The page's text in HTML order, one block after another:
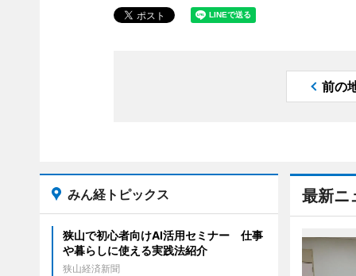
前の
最新ニ
みん経トピックス
狭山で初心者向けAI活用セミナー 仕事
や暮らしに使える実践法紹介
狭山経済新聞